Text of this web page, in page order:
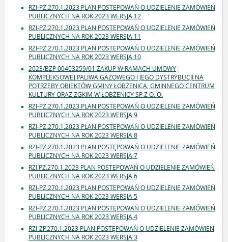
RZI-PZ.270.1.2023 PLAN POSTEPOWAŃ O UDZIELENIE ZAMÓWIEŃ
PUBLICZNYCH NA ROK 2023 WERSJA 12
RZI-PZ.270.1.2023 PLAN POSTEPOWAŃ O UDZIELENIE ZAMÓWIEŃ
PUBLICZNYCH NA ROK 2023 WERSJA 11
RZI-PZ.270.1.2023 PLAN POSTEPOWAŃ O UDZIELENIE ZAMÓWIEŃ
PUBLICZNYCH NA ROK 2023 WERSJA 10
2023/BZP 00403259/01 ZAKUP W RAMACH UMOWY
KOMPLEKSOWEJ PALIWA GAZOWEGO I JEGO DYSTRYBUCJI NA
POTRZEBY OBIEKTÓW GMINY ŁOBŻENICA, GMINNEGO CENTRUM
KULTURY ORAZ ZGKIM W ŁOBŻENICY SP Z O. O.
RZI-PZ.270.1.2023 PLAN POSTĘPOWAŃ O UDZIELENIE ZAMÓWIEŃ
PUBLICZNYCH NA ROK 2023 WERSJA 9
RZI-PZ.270.1.2023 PLAN POSTĘPOWAŃ O UDZIELENIE ZAMÓWIEŃ
PUBLICZNYCH NA ROK 2023 WERSJA 8
RZI-PZ.270.1.2023 PLAN POSTĘPOWAŃ O UDZIELENIE ZAMÓWIEŃ
PUBLICZNYCH NA ROK 2023 WERSJA 7
RZI.PZ.270.1.2023 PLAN POSTEPOWAŃ O UDZIELENIE ZAMÓWIEŃ
PUBLICZNYCH NA ROK 2023 WERSJA 6
RZI-PZ.270.1.2023 PLAN POSTEPOWAŃ O UDZIELENIE ZAMÓWIEŃ
PUBLICZNYCH NA ROK 2023 WERSJA 5
RZI-PZ.270.1.2023 PLAN POSTĘPOWAŃ O UDZIELENIE ZAMÓWIEŃ
PUBLICZNYCH NA ROK 2023 WERSJA 4
RZI-ZP.270.1.2023 PLAN POSTĘPOWAŃ O UDZIELENIE ZAMÓWIEN
PUBLICZNYCH NA ROK 2023 WERSJA 3